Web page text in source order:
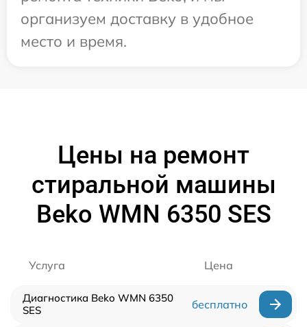
организуем доставку в удобное
место и время.
Цены на ремонт
стиральной машины
Beko WMN 6350 SES
Услуга Цена
Диагностика Beko WMN 6350
SES
бесплатно